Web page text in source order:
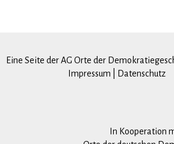
Eine Seite der AG Orte der
Impressum
Datenschutz
In Kooperation